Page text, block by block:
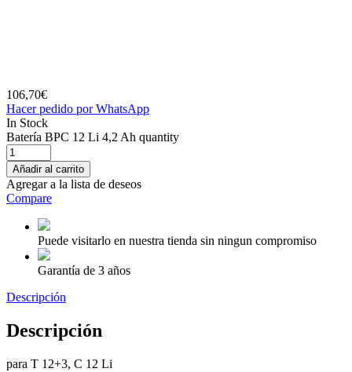
106,70€
Hacer pedido por WhatsApp
In Stock
Batería BPC 12 Li 4,2 Ah quantity
Añadir al carrito
Agregar a la lista de deseos
Compare
Puede visitarlo en nuestra tienda sin ningun compromiso
Garantía de 3 años
Descripción
Descripción
para T 12+3, C 12 Li